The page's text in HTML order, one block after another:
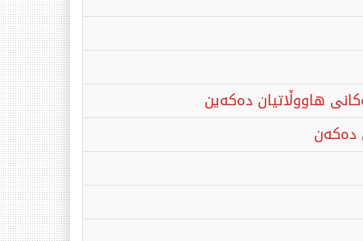
هاووڵاتیان ده‌كه‌ین
ده‌كه‌ن